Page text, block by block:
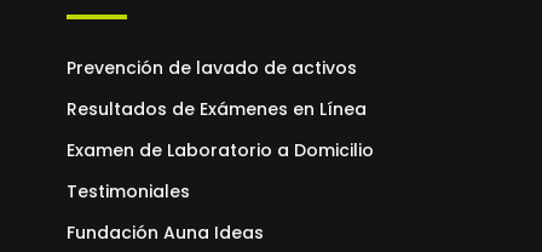
Prevención de lavado de activos
Resultados de Exámenes en Línea
Examen de Laboratorio a Domicilio
Testimoniales
Fundación Auna Ideas